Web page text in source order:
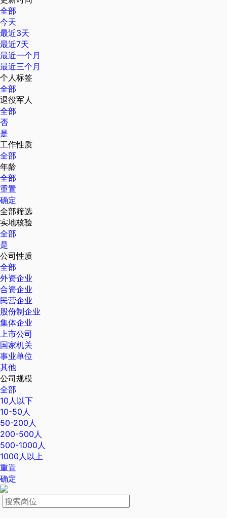
全部
今天
最近3天
最近7天
最近一个月
最近三个月
个人标签
全部
退役军人
全部
否
是
工作性质
全部
年龄
全部
重置
确定
全部筛选
实地核验
全部
是
公司性质
全部
外资企业
合资企业
民营企业
股份制企业
集体企业
上市公司
国家机关
事业单位
其他
公司规模
全部
10人以下
10-50人
50-200人
200-500人
500-1000人
1000人以上
重置
确定